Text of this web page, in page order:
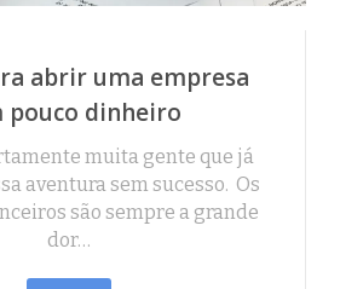
abrir uma empresa
pouco dinheiro
muita gente que já
aventura sem sucesso. Os
são sempre a grande
dor…